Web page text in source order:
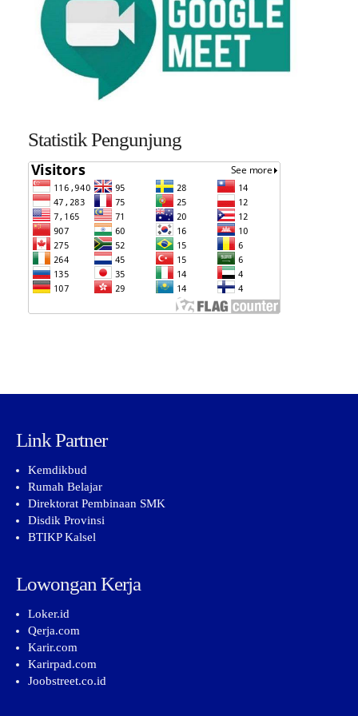
Statistik Pengunjung
Link Partner
Kemdikbud
Rumah Belajar
Direktorat Pembinaan SMK
Disdik Provinsi
BTIKP Kalsel
Lowongan Kerja
Loker.id
Qerja.com
Karir.com
Karirpad.com
Joobstreet.co.id